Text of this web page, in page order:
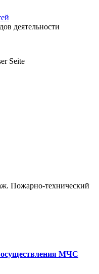
деятельности
Пожарно-технический
осуществления МЧС